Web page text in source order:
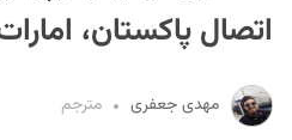
اتصال پاکستان،
مهدی جعفری مترجم